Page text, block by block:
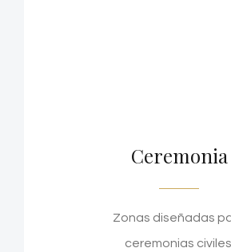
Ceremonia
Zonas diseñadas
ceremonias civiles.